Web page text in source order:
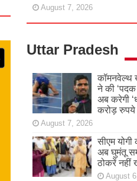
August 7, 2026
Uttar Pradesh
कॉमनवेल्थ
ने की ‘पदक
अब करेगी
करोड़ रुपये
August 7, 2026
सीएम योगी
अब घुमंतू
ठोकरें नहीं
August